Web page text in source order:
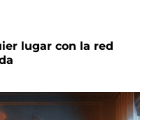
lugar con la red